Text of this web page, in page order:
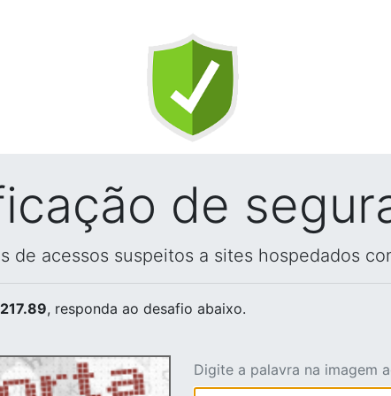
de
de acessos suspeitos a sites hospedados
, responda ao desafio abaixo.
Digite a palavra na imagem